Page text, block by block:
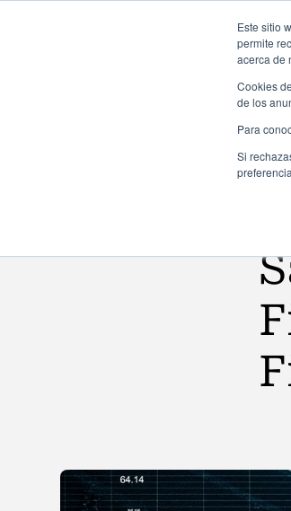
Este sitio
permite
acerca de
Cookies
de los
Para
Si